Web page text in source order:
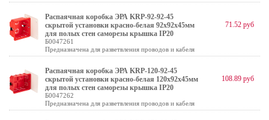
Распаячная коробка ЭРА KRP-92-92-45
скрытой установки красно-белая 92х92х45мм
для полых стен саморезы крышка IP20
Б0047261
Предназначена для разветвления проводов и кабеля
71.52 руб
Распаячная коробка ЭРА KRP-120-92-45
скрытой установки красно-белая 120х92х45мм
для полых стен саморезы крышка IP20
Б0047262
Предназначена для разветвления проводов и кабеля
108.89 руб